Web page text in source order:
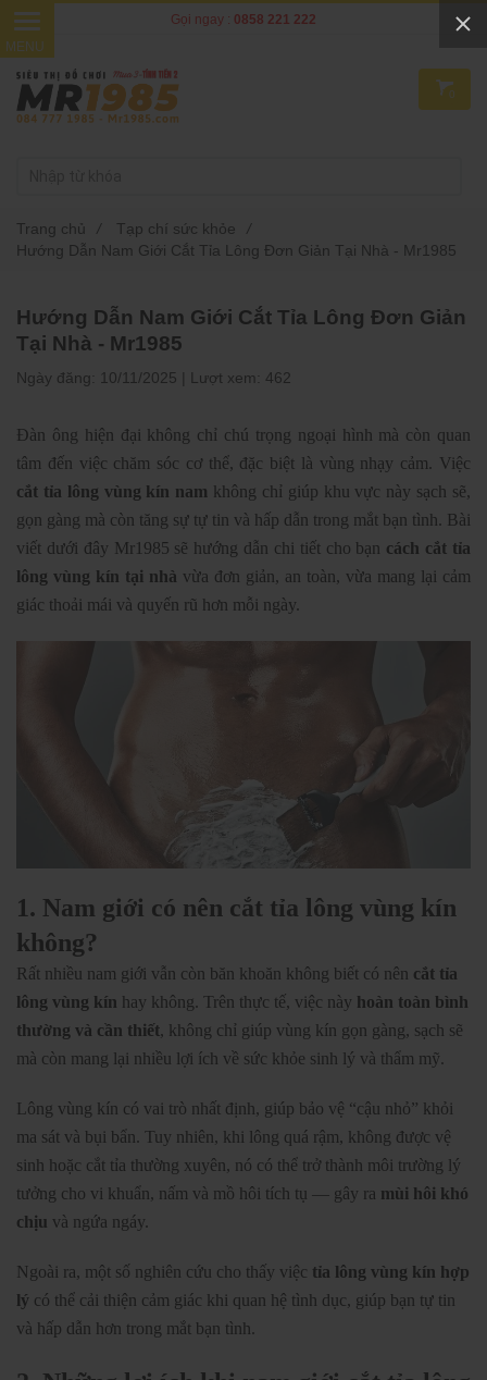
Hướng Dẫn Nam Giới Cắt Tỉa Lông Đơn Giản
Tại Nhà - Mr1985
Ngày đăng: 10/11/2025 | Lượt xem: 462
Đàn ông hiện đại không chỉ chú trọng ngoại hình mà còn quan
tâm đến việc chăm sóc cơ thể, đặc biệt là vùng nhạy cảm. Việc
cắt tỉa lông vùng kín nam không chỉ giúp khu vực này sạch sẽ,
gọn gàng mà còn tăng sự tự tin và hấp dẫn trong mắt bạn tình. Bài
viết dưới đây Mr1985 sẽ hướng dẫn chi tiết cho bạn cách cắt tỉa
lông vùng kín tại nhà vừa đơn giản, an toàn, vừa mang lại cảm
giác thoải mái và quyến rũ hơn mỗi ngày.
1. Nam giới có nên cắt tỉa lông vùng kín
không?
Rất nhiều nam giới vẫn còn băn khoăn không biết có nên cắt tỉa
lông vùng kín hay không. Trên thực tế, việc này hoàn toàn bình
thường và cần thiết, không chỉ giúp vùng kín gọn gàng, sạch sẽ
mà còn mang lại nhiều lợi ích về sức khỏe sinh lý và thẩm mỹ.
Lông vùng kín có vai trò nhất định, giúp bảo vệ “cậu nhỏ” khỏi
ma sát và bụi bẩn. Tuy nhiên, khi lông quá rậm, không được vệ
sinh hoặc cắt tỉa thường xuyên, nó có thể trở thành môi trường lý
tưởng cho vi khuẩn, nấm và mồ hôi tích tụ — gây ra mùi hôi khó
chịu và ngứa ngáy.
Ngoài ra, một số nghiên cứu cho thấy việc tỉa lông vùng kín hợp
lý có thể cải thiện cảm giác khi quan hệ tình dục, giúp bạn tự tin
và hấp dẫn hơn trong mắt bạn tình.
Trang chủ / Tạp chí sức khỏe
/
Hướng Dẫn Nam Giới Cắt Tỉa Lông Đơn Giản Tại Nhà - Mr1985
Gọi ngay : 0858 221 222
0